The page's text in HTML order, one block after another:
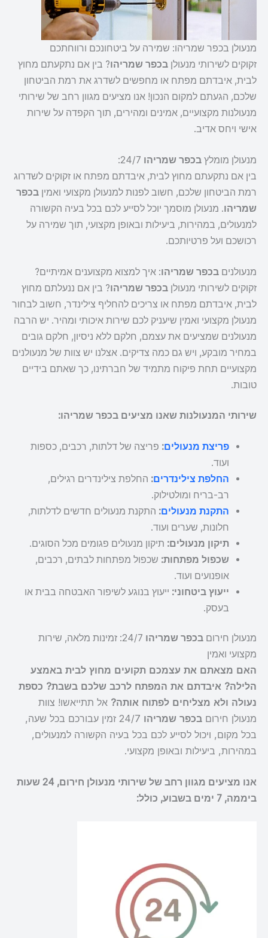
מנעולן בכפר שמריהו: שמירה על ביטחונכם ורווחתכם
זקוקים לשירותי מנעולן בכפר שמריהו? בין אם נתקעתם מחוץ
לבית, איבדתם מפתח או מחפשים לשדרג את רמת הביטחון
שלכם, הגעתם למקום הנכון! אנו מציעים מגוון רחב של שירותי
מנעולנות מקצועיים, אמינים ומהירים, תוך הקפדה על שירות
אישי ויחס אדיב.
מנעולן מומלץ בכפר שמריהו 24/7:
בין אם נתקעתם מחוץ לבית, איבדתם מפתח או זקוקים לשדרוג
רמת הביטחון שלכם, חשוב לפנות למנעולן מקצועי ואמין בכפר
שמריהו. מנעולן מוסמך יוכל לסייע לכם בכל בעיה הקשורה
למנעולים, במהירות, ביעילות ובאופן מקצועי, תוך שמירה על
רכושכם ועל פרטיותכם.
מנעולנים בכפר שמריהו: איך למצוא מקצוענים אמיתיים?
זקוקים לשירותי מנעולן בכפר שמריהו? בין אם ננעלתם מחוץ
לבית, איבדתם מפתח או צריכים להחליף צילינדר, חשוב לבחור
מנעולן מקצועי ואמין שיעניק לכם שירות איכותי ומהיר. יש הרבה
מנעולנים שמציעים את עצמם, חלקם ללא ניסיון, חלקם גובים
במחיר מובקע, ויש גם כמה צדיקים. אצלנו יש צוות של מנעולנים
מקצועיים תחת פיקוח מתמיד של חברתינו, כך שאתם בידיים
טובות.
שירותי המנעולנות שאנו מציעים בכפר שמריהו:
פריצת מנעולים: פריצה של דלתות, רכבים, כספות
ועוד.
החלפת צילינדרים: החלפת צילינדרים רגילים,
רב-בריח ומולטילוק.
התקנת מנעולים: התקנת מנעולים חדשים לדלתות,
חלונות, שערים ועוד.
תיקון מנעולים: תיקון מנעולים פגומים מכל הסוגים.
שכפול מפתחות: שכפול מפתחות לבתים, רכבים,
אופנועים ועוד.
ייעוץ ביטחוני: ייעוץ בנוגע לשיפור האבטחה בבית או
בעסק.
מנעולן חירום בכפר שמריהו
24/7: זמינות מלאה, שירות
מקצועי ואמין
האם מצאתם את עצמכם תקועים מחוץ לבית באמצע
הלילה? איבדתם את המפתח לרכב שלכם בשבת? כספת
נעולה ולא מצליחים לפתוח אותה? אל תתייאשו! צוות
מנעולן חירום בכפר שמריהו
24/7 זמין עבורכם בכל שעה,
בכל מקום, ויכול לסייע לכם בכל בעיה הקשורה למנעולים,
במהירות, ביעילות ובאופן מקצועי.
אנו מציעים מגוון רחב של שירותי מנעולן חירום, 24 שעות
ביממה, 7 ימים בשבוע, כולל: